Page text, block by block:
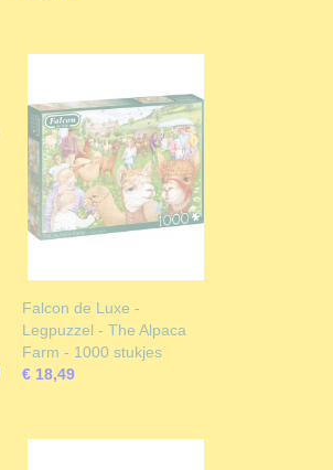
Falcon de Luxe -
Legpuzzel - The Alpaca
Farm - 1000 stukjes
€ 18,49